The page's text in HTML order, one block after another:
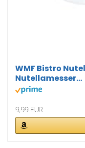
WMF Bistro
Nutellamesser...
9,99 EUR